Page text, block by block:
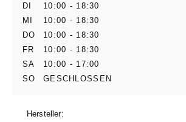
DI
10:00 - 18:30
MI
10:00 - 18:30
DO
10:00 - 18:30
FR
10:00 - 18:30
SA
10:00 - 17:00
SO
GESCHLOSSEN
Hersteller: